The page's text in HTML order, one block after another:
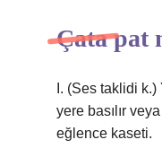
Çata pat
I. (Ses taklidi k.)
yere basılır
eğlence kaseti.